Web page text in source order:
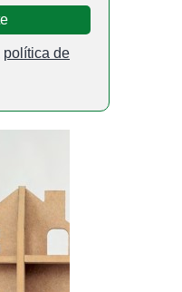
política de